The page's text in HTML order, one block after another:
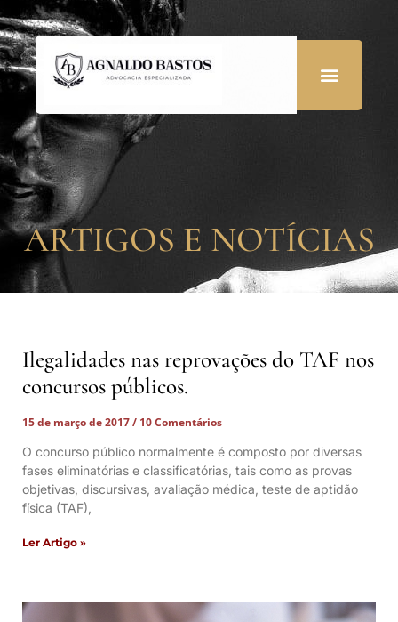
ARTIGOS E NOTÍCIAS
Ilegalidades nas reprovações do TAF nos
concursos públicos.
15 de março de 2017
10 Comentários
O concurso público normalmente é composto por diversas
fases eliminatórias e classificatórias, tais como as provas
objetivas, discursivas, avaliação médica, teste de aptidão
física (TAF),
Ler Artigo »